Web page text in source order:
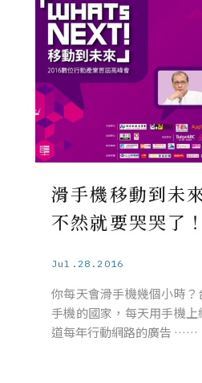
滑手機移動到未
不然就要哭哭了！
Jul.28.2016
你每天會滑手機幾個小時
手機的國家，每天用手機上
道每年行動網路的廣告 ……